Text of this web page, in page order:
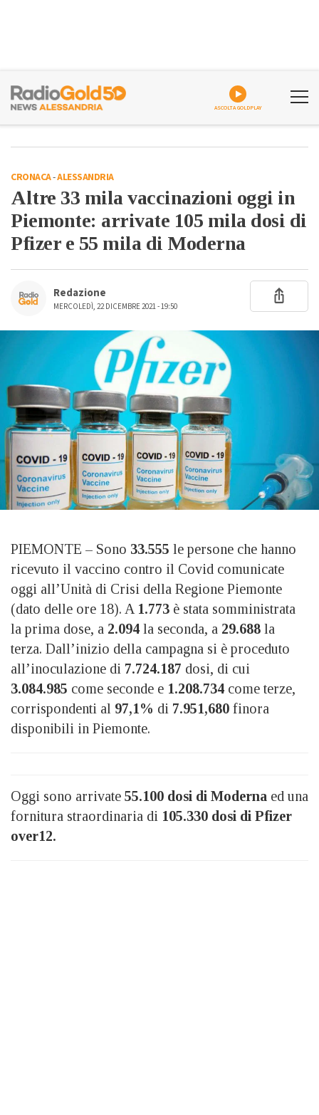
ASCOLTA GOLDPLAY
CRONACA-ALESSANDRIA
Altre 33 mila vaccinazioni oggi in
Piemonte: arrivate 105 mila dosi di
Pfizer e 55 mila di Moderna
Redazione
MERCOLEDÌ, 22 DICEMBRE 2021 - 19:50
PIEMONTE – Sono 33.555 le persone che hanno
ricevuto il vaccino contro il Covid comunicate
oggi all’Unità di Crisi della Regione Piemonte
(dato delle ore 18). A 1.773 è stata somministrata
la prima dose, a 2.094 la seconda, a 29.688 la
terza. Dall’inizio della campagna si è proceduto
all’inoculazione di 7.724.187 dosi, di cui
3.084.985 come seconde e 1.208.734 come terze,
corrispondenti al 97,1% di 7.951,680 finora
disponibili in Piemonte.
Oggi sono arrivate 55.100 dosi di Moderna ed una
fornitura straordinaria di 105.330 dosi di Pfizer
over12.